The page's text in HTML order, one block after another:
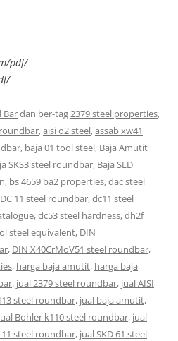
pdf/
Bardan ber-tag2379 steel properties,
,aisi o2 steel,assab xw41
, baja 01 tool steel, Baja Amutit
SKS3 steel roundbar, Baja SLD
, bs 4659 ba2 properties,dac steel
DC 11 steel roundbar,dc11 steel
,dc53 steel hardness,dh2f
steel equivalent, DIN
, DIN X40CrMoV51 steel roundbar,
, harga baja amutit, harga baja
, jual 2379 steel roundbar, jual AISI
steel roundbar, jual baja amutit,
Bohler k110 steel roundbar, jual
11 steel roundbar, jual SKD 61 steel